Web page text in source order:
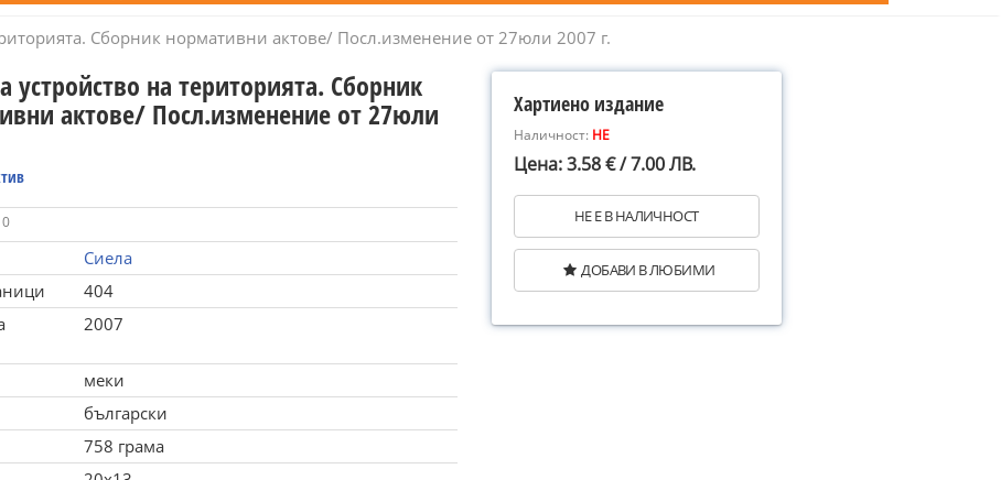
Сборник нормативни актове/ Посл.изменение от 27юли 2007 г.
устройство на територията. Сборник
актове/ Посл.изменение от 27юли
Сиела
404
2007
меки
български
758 грама
Хартиено издание
Наличност: НЕ
Цена: 3.58 € / 7.00 ЛВ.
НЕ Е В НАЛИЧНОСТ
ДОБАВИ В ЛЮБИМИ